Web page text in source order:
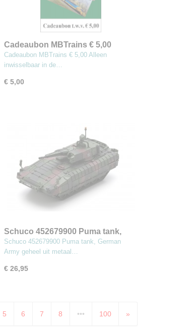
Cadeaubon MBTrains € 5,00
Cadeaubon MBTrains € 5,00 Alleen
inwisselbaar in de…
€ 5,00
Schuco 452679900 Puma tank,
German Army
Schuco 452679900 Puma tank, German
Army geheel uit metaal…
€ 26,95
5 6 7 8 ••• 100 »